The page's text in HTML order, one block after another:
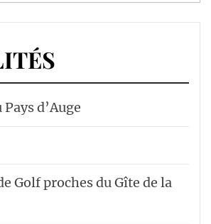
d’Auge
Golf proches du Gîte de la